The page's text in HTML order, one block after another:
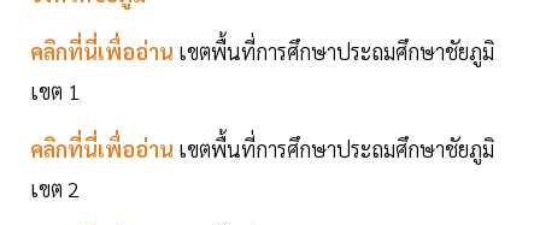
คลิกที่นี่เพื่ออ่าน เขตพื้นที่การศึกษาประถมศึกษาชัยภูมิ
เขต 1
คลิกที่นี่เพื่ออ่าน เขตพื้นที่การศึกษาประถมศึกษาชัยภูมิ
เขต 2